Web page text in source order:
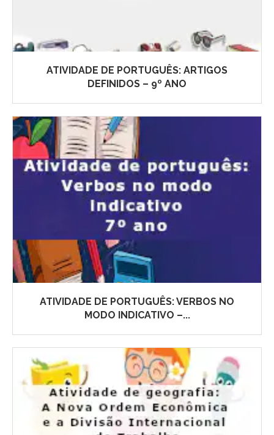
ATIVIDADE DE PORTUGUÊS: ARTIGOS
DEFINIDOS – 9º ANO
ATIVIDADE DE PORTUGUÊS: VERBOS NO
MODO INDICATIVO –...